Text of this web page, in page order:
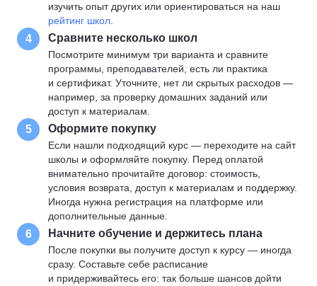
изучить опыт других или ориентироваться на наш
рейтинг школ
4 Сравните несколько школ
Посмотрите минимум три варианта и сравните
программы, преподавателей, есть ли практика
и сертификат. Уточните, нет ли скрытых расходов —
например, за проверку домашних заданий или
доступ к материалам.
5 Оформите покупку
Если нашли подходящий курс — переходите на сайт
школы и оформляйте покупку. Перед оплатой
внимательно прочитайте договор: стоимость,
условия возврата, доступ к материалам и поддержку.
Иногда нужна регистрация на платформе или
дополнительные данные.
6 Начните обучение и держитесь плана
После покупки вы получите доступ к курсу — иногда
сразу. Составьте себе расписание
и придерживайтесь его: так больше шансов дойти